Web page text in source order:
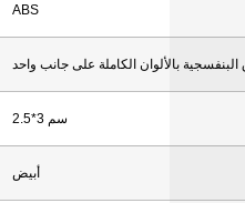
ABS
بالألوان الكاملة على جانب واحد
2.5*3 سم
أبيض